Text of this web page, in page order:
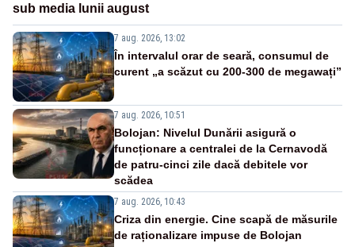
sub media lunii august
7 aug. 2026, 13:02
În intervalul orar de seară, consumul de
curent „a scăzut cu 200-300 de megawați”
7 aug. 2026, 10:51
Bolojan: Nivelul Dunării asigură o
funcționare a centralei de la Cernavodă
de patru-cinci zile dacă debitele vor
scădea
7 aug. 2026, 10:43
Criza din energie. Cine scapă de măsurile
de raționalizare impuse de Bolojan